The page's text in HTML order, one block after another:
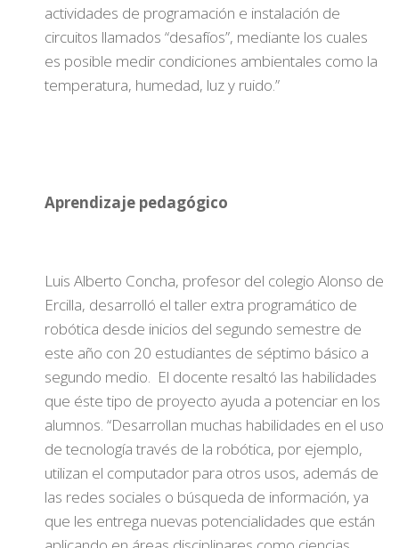
actividades de programación e instalación de
circuitos llamados “desafíos”, mediante los cuales
es posible medir condiciones ambientales como la
temperatura, humedad, luz y ruido.”
Aprendizaje pedagógico
Luis Alberto Concha, profesor del colegio Alonso de
Ercilla, desarrolló el taller extra programático de
robótica desde inicios del segundo semestre de
este año con 20 estudiantes de séptimo básico a
segundo medio. El docente resaltó las habilidades
que éste tipo de proyecto ayuda a potenciar en los
alumnos. “Desarrollan muchas habilidades en el uso
de tecnología través de la robótica, por ejemplo,
utilizan el computador para otros usos, además de
las redes sociales o búsqueda de información, ya
que les entrega nuevas potencialidades que están